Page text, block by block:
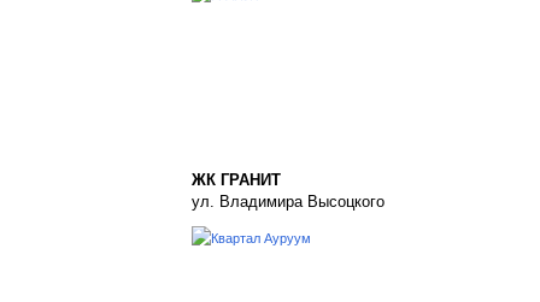
ЖК ГРАНИТ
ул. Владимира Высоцкого